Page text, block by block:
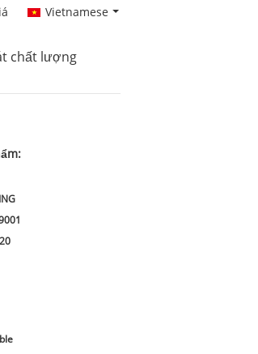
Vietnamese
chất lượng